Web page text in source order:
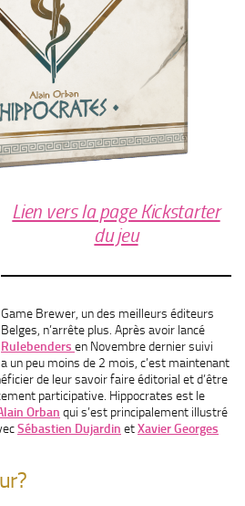
Lien vers la page Kickstarter
du jeu
Game Brewer, un des meilleurs éditeurs
Belges, n’arrête plus. Après avoir lancé
Rulebenders en Novembre dernier suivi
un peu moins de 2 mois, c’est maintenant
de leur savoir faire éditorial et d’être
participative. Hippocrates est le
Orban qui s’est principalement illustré
Sébastien Dujardin etXavier Georges